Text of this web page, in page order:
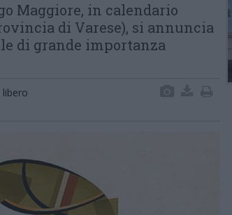
Maggiore, in calendario
di Varese), si annuncia
di grande importanza